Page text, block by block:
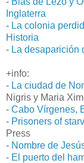
Inglaterra
- La colonia
Historia
- La desaparición
+info:
- La ciudad de
Nigris y Maria
- Cabo Vírgenes,
- Prisoners of
Press
- Nombre de
- El puerto del